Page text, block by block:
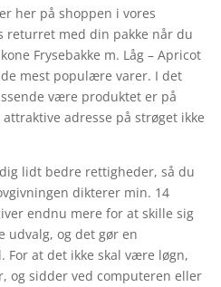
her på shoppen i vores
returret med din pakke når du
Frysebakke m. Låg – Apricot
mest populære varer. I det
være produktet er på
adresse på strøget ikke
lidt bedre rettigheder, så du
dikterer min. 14
endnu mere for at skille sig
udvalg, og det gør en
For at det ikke skal være løgn,
og sidder ved computeren eller